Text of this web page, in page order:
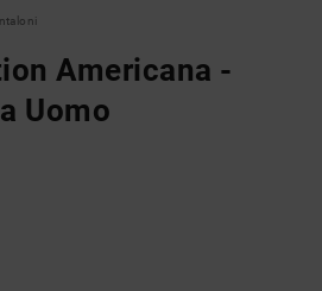
Americana -
Uomo